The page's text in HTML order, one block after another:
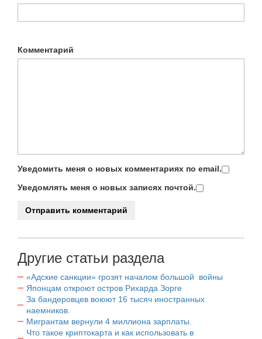
Комментарий
Уведомить меня о новых комментариях по email.
Уведомлять меня о новых записях почтой.
Другие статьи раздела
«Адские санкции» грозят началом большой войны
Японцам откроют остров Рихарда Зорге
За бандеровцев воюют 16 тысяч иностранных
наемников.
Мигрантам вернули 4 миллиона зарплаты.
Что такое криптокарта и как использовать в